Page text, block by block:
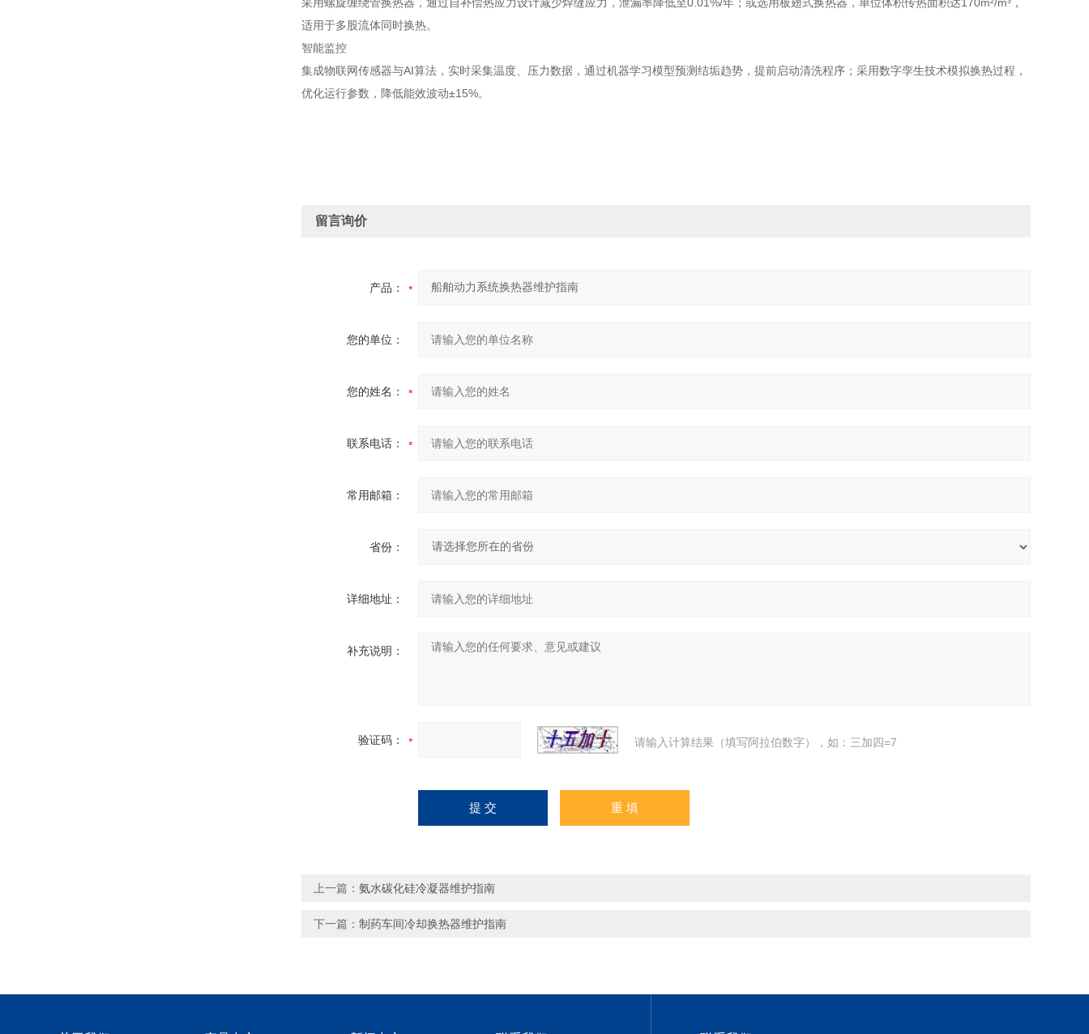
适用于多股流体同时换热。
智能监控
集成物联网传感器与AI算法，实时采集温度、压力数据，通过机器学习模型预测结垢趋势，提前启动清洗程序；采用数字孪生技术模拟换热过程，
优化运行参数，降低能效波动±15%。
留言询价
产品：
您的单位：
您的姓名：
联系电话：
常用邮箱：
省份：
详细地址：
补充说明：
验证码： 请输入计算结果（填写阿拉伯数字），如：三加四=7
上一篇： 氨水碳化硅冷凝器维护指南
下一篇： 制药车间冷却换热器维护指南